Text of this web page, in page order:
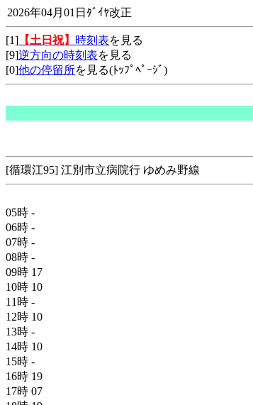
2026年04月01日ﾀﾞｲﾔ改正
[1] 【土日祝】 時刻表を見る
[9]逆方向の時刻表を見る
[0]他の停留所を見る(ﾄｯﾌﾟﾍﾟｰｼﾞ)
[循環江95] 江別市立病院行 ゆめみ野線
05時 -
06時 -
07時 -
08時 -
09時 17
10時 10
11時 -
12時 10
13時 -
14時 10
15時 -
16時 19
17時 07